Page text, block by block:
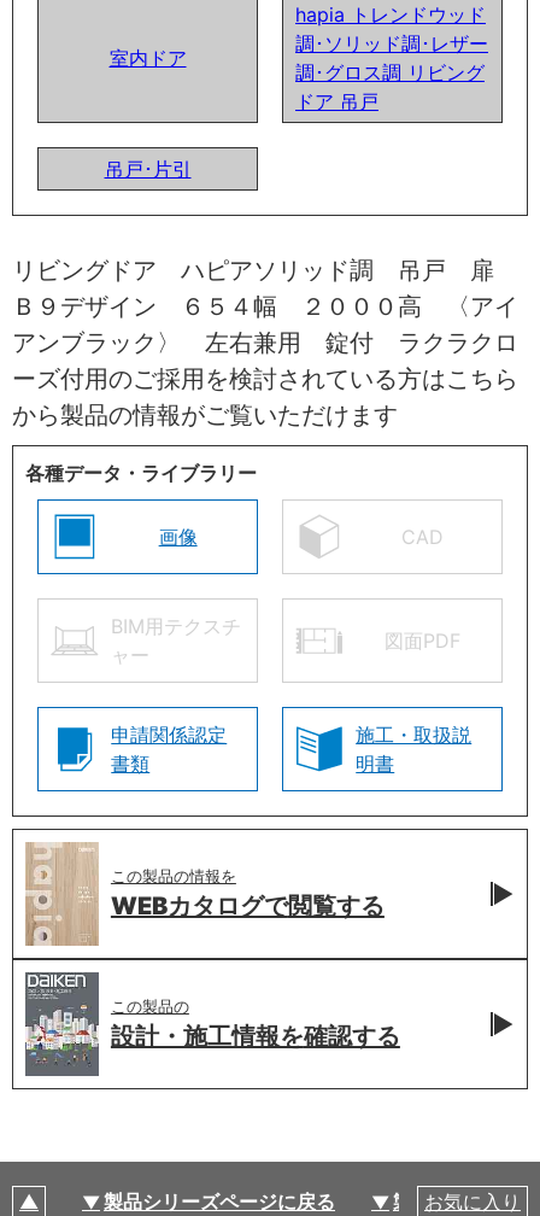
室内ドア
hapia トレンドウッド
調･ソリッド調･レザー
調･グロス調 リビング
ドア 吊戸
吊戸･片引
リビングドア ハピアソリッド調 吊戸 扉
Ｂ９デザイン ６５４幅 ２０００高 〈アイ
アンブラック〉 左右兼用 錠付 ラクラクロ
ーズ付用のご採用を検討されている方はこちら
から製品の情報がご覧いただけます
各種データ・ライブラリー
画像 CAD
BIM用テクスチ
ャー
図面PDF
申請関係認定
書類
施工・取扱説
明書
この製品の情報を
WEBカタログで閲覧する
この製品の
設計・施工情報を確認する
製品シリーズページに戻る 製品仕様
お気に入り